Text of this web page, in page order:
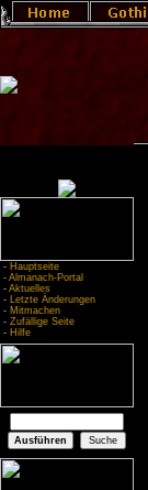
- Hauptseite
- Almanach-Portal
- Aktuelles
- Letzte Änderungen
- Mitmachen
- Zufällige Seite
- Hilfe